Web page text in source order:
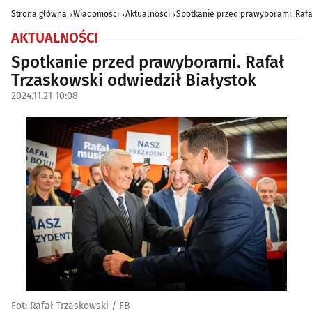
Strona główna Wiadomości Aktualności Spotkanie przed prawyborami.
AKTUALNOŚCI
Spotkanie przed prawyborami. Rafał
Trzaskowski odwiedził Białystok
2024.11.21 10:08
Fot: Rafał Trzaskowski / FB